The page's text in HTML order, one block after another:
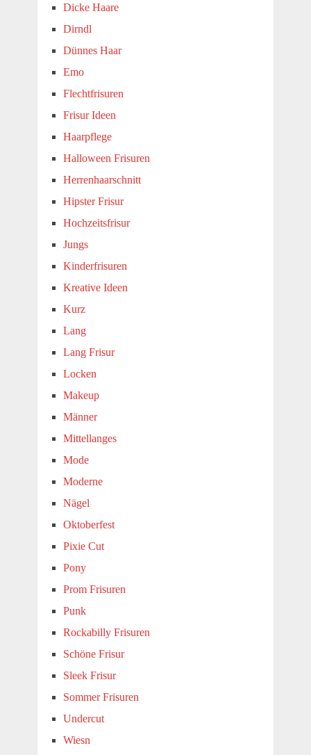
Dicke Haare
Dirndl
Dünnes Haar
Emo
Flechtfrisuren
Frisur Ideen
Haarpflege
Halloween Frisuren
Herrenhaarschnitt
Hipster Frisur
Hochzeitsfrisur
Jungs
Kinderfrisuren
Kreative Ideen
Kurz
Lang
Lang Frisur
Locken
Makeup
Männer
Mittellanges
Mode
Moderne
Nägel
Oktoberfest
Pixie Cut
Pony
Prom Frisuren
Punk
Rockabilly Frisuren
Schöne Frisur
Sleek Frisur
Sommer Frisuren
Undercut
Wiesn